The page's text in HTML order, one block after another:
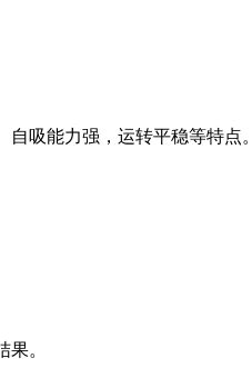
吸能力强，运转平稳等特点。
。